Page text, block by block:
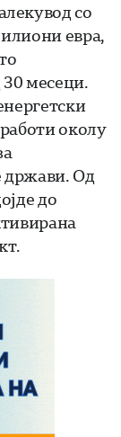
со
евра,
30 месеци.
околу
држави. Од
до